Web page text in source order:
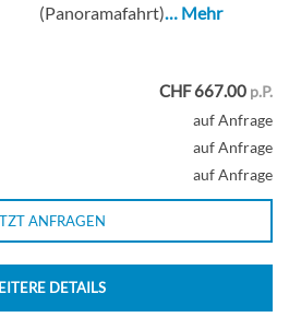
(Panoramafahrt)… Mehr
CHF 667.00 p.P.
auf Anfrage
auf Anfrage
auf Anfrage
ANFRAGEN
DETAILS